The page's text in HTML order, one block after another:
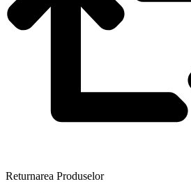
Returnarea Produselor